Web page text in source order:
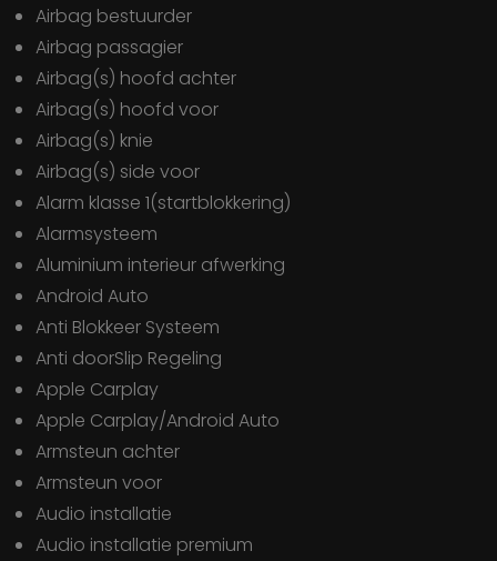
Airbag bestuurder
Airbag passagier
Airbag(s) hoofd achter
Airbag(s) hoofd voor
Airbag(s) knie
Airbag(s) side voor
Alarm klasse 1(startblokkering)
Alarmsysteem
Aluminium interieur afwerking
Android Auto
Anti Blokkeer Systeem
Anti doorSlip Regeling
Apple Carplay
Apple Carplay/Android Auto
Armsteun achter
Armsteun voor
Audio installatie
Audio installatie premium